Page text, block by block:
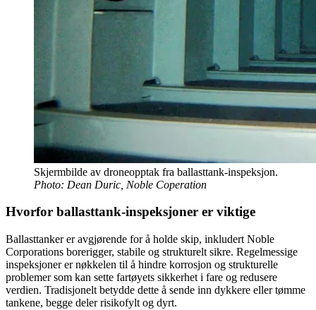
Skjermbilde av droneopptak fra ballasttank-inspeksjon.
Photo: Dean Duric, Noble Coperation
Hvorfor ballasttank-inspeksjoner er viktige
Ballasttanker er avgjørende for å holde skip, inkludert Noble
Corporations borerigger, stabile og strukturelt sikre. Regelmessige
inspeksjoner er nøkkelen til å hindre korrosjon og strukturelle
problemer som kan sette fartøyets sikkerhet i fare og redusere
verdien. Tradisjonelt betydde dette å sende inn dykkere eller tømme
tankene, begge deler risikofylt og dyrt.